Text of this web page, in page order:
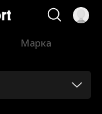
Марка